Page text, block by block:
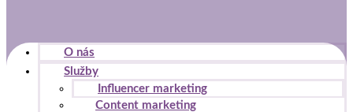
O nás
Služby
Influencer marketing
Content marketing